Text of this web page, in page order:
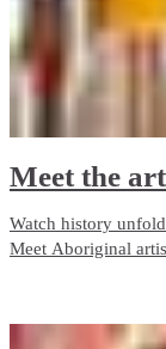
Meet the
Watch history
Meet Aboriginal